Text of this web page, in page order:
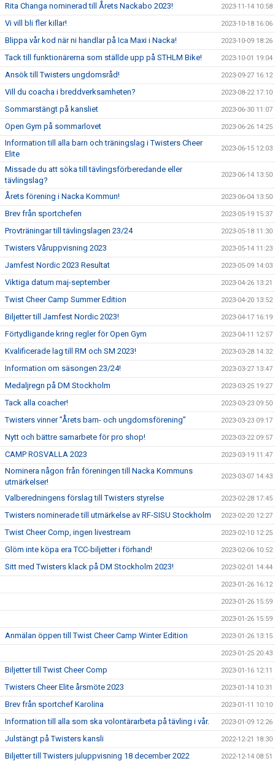
Rita Changa nominerad till Årets Nackabo 2023! 2023-11-14 10:58
Vi vill bli fler killar! 2023-10-18 16:06
Blippa vår kod när ni handlar på Ica Maxi i Nacka! 2023-10-09 18:26
Tack till funktionärerna som ställde upp på STHLM Bike! 2023-10-01 19:04
Ansök till Twisters ungdomsråd! 2023-09-27 16:12
Vill du coacha i breddverksamheten? 2023-08-22 17:10
Sommarstängt på kansliet 2023-06-30 11:07
Open Gym på sommarlovet 2023-06-26 14:25
Information till alla barn och träningslag i Twisters Cheer
Elite
2023-06-15 12:03
Missade du att söka till tävlingsförberedande eller
tävlingslag?
2023-06-14 13:50
Årets förening i Nacka Kommun! 2023-06-04 13:50
Brev från sportchefen 2023-05-19 15:37
Provträningar till tävlingslagen 23/24 2023-05-18 11:30
Twisters Våruppvisning 2023 2023-05-14 11:23
Jamfest Nordic 2023 Resultat 2023-05-09 14:03
Viktiga datum maj-september 2023-04-26 13:21
Twist Cheer Camp Summer Edition 2023-04-20 13:52
Biljetter till Jamfest Nordic 2023! 2023-04-17 16:19
Förtydligande kring regler för Open Gym 2023-04-11 12:57
Kvalificerade lag till RM och SM 2023! 2023-03-28 14:32
Information om säsongen 23/24! 2023-03-27 13:47
Medaljregn på DM Stockholm 2023-03-25 19:27
Tack alla coacher! 2023-03-23 09:50
Twisters vinner ”Årets barn- och ungdomsförening” 2023-03-23 09:17
Nytt och bättre samarbete för pro shop! 2023-03-22 09:57
CAMP ROSVALLA 2023 2023-03-19 11:47
Nominera någon från föreningen till Nacka Kommuns
utmärkelser!
2023-03-07 14:43
Valberedningens förslag till Twisters styrelse 2023-02-28 17:45
Twisters nominerade till utmärkelse av RF-SISU Stockholm 2023-02-20 12:27
Twist Cheer Comp, ingen livestream 2023-02-10 12:25
Glöm inte köpa era TCC-biljetter i förhand! 2023-02-06 10:52
Sitt med Twisters klack på DM Stockholm 2023! 2023-02-01 14:44
2023-01-26 16:12
2023-01-26 15:59
2023-01-26 15:59
Anmälan öppen till Twist Cheer Camp Winter Edition 2023-01-26 13:15
2023-01-25 20:43
Biljetter till Twist Cheer Comp 2023-01-16 12:11
Twisters Cheer Elite årsmöte 2023 2023-01-14 10:31
Brev från sportchef Karolina 2023-01-11 10:10
Information till alla som ska volontärarbeta på tävling i vår. 2023-01-09 12:26
Julstängt på Twisters kansli 2022-12-21 18:30
Biljetter till Twisters juluppvisning 18 december 2022 2022-12-14 08:51